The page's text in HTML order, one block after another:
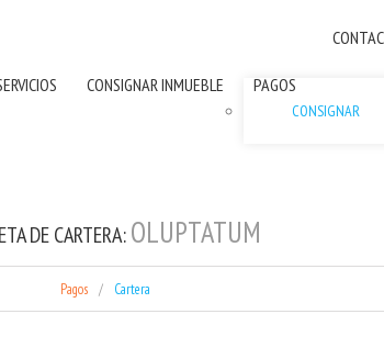
CONSIGNAR INMUEBLE PAGOS
CONSIGNAR
DE CARTERA:OLUPTATUM
Pagos Cartera